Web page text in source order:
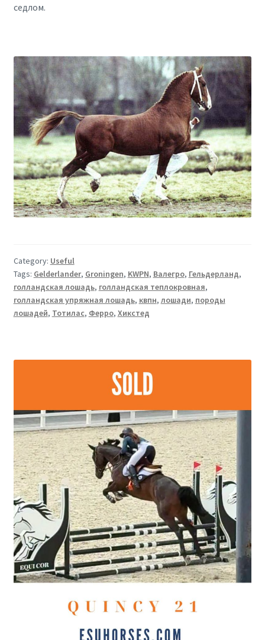
седлом.
Category: Useful
Tags: Gelderlander, Groningen, KWPN, Валегро, Гельдерланд,
голландская лошадь, голландская теплокровная,
голландская упряжная лошадь, квпн, лошади, породы
лошадей, Тотилас, Ферро, Хикстед